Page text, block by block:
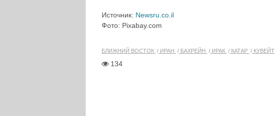
Источник: Newsru.co.il
Фото: Pixabay.com
БЛИЖНИЙ ВОСТОК ИРАН БАХРЕЙН ИРАК КАТАР КУВЕЙТ
134